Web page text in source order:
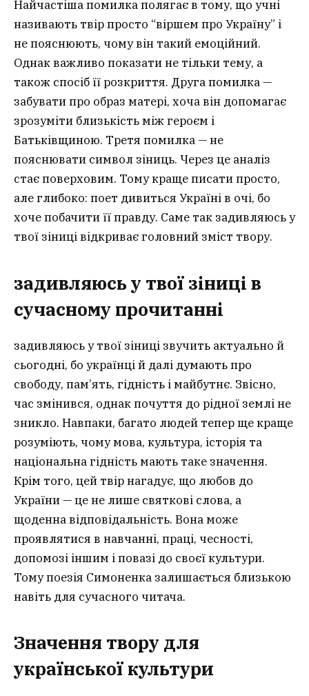
Найчастіша помилка полягає в тому, що учні
називають твір просто “віршем про Україну” і
не пояснюють, чому він такий емоційний.
Однак важливо показати не тільки тему, а
також спосіб її розкриття. Друга помилка —
забувати про образ матері, хоча він допомагає
зрозуміти близькість між героєм і
Батьківщиною. Третя помилка — не
пояснювати символ зіниць. Через це аналіз
стає поверховим. Тому краще писати просто,
але глибоко: поет дивиться Україні в очі, бо
хоче побачити її правду. Саме так задивляюсь у
твої зіниці відкриває головний зміст твору.
задивляюсь у твої зіниці в
сучасному прочитанні
задивляюсь у твої зіниці звучить актуально й
сьогодні, бо українці й далі думають про
свободу, пам’ять, гідність і майбутнє. Звісно,
час змінився, однак почуття до рідної землі не
зникло. Навпаки, багато людей тепер ще краще
розуміють, чому мова, культура, історія та
національна гідність мають таке значення.
Крім того, цей твір нагадує, що любов до
України — це не лише святкові слова, а
щоденна відповідальність. Вона може
проявлятися в навчанні, праці, чесності,
допомозі іншим і повазі до своєї культури.
Тому поезія Симоненка залишається близькою
навіть для сучасного читача.
Значення твору для
української культури